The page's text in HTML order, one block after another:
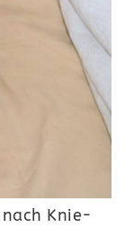
Knie-